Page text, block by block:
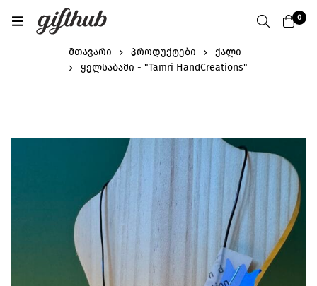
0
მთავარი პროდუქტები
ქალი
ყელსაბამი - "Tamri HandCreations"